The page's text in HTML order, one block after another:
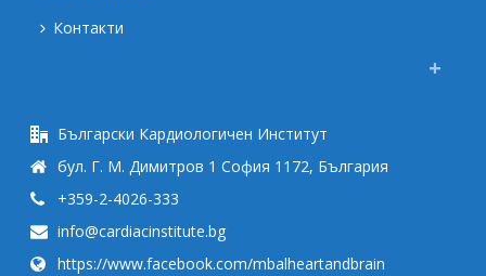
Контакти
Български Кардиологичен Институт
бул. Г. М. Димитров 1 София 1172, България
+359-2-4026-333
info@cardiacinstitute.bg
https://www.facebook.com/mbalheartandbrain